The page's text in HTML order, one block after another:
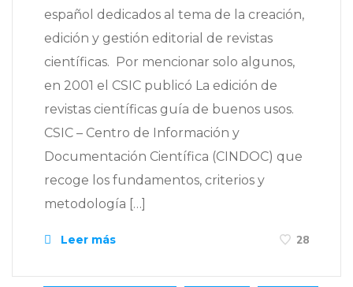
español dedicados al tema de la creación,
edición y gestión editorial de revistas
científicas. Por mencionar solo algunos,
en 2001 el CSIC publicó La edición de
revistas científicas guía de buenos usos.
CSIC – Centro de Información y
Documentación Científica (CINDOC) que
recoge los fundamentos, criterios y
metodología […]
Leer más 28